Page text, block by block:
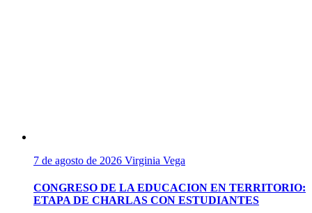
7 de agosto de 2026 Virginia Vega
CONGRESO DE LA EDUCACION EN TERRITORIO:
ETAPA DE CHARLAS CON ESTUDIANTES